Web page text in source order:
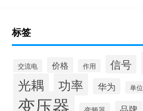
标签
交流电 价格 作用 信号
光耦 功率 华为 单位
变压器